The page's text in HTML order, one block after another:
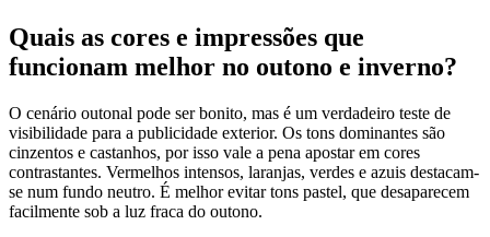
Quais as cores e impressões que
funcionam melhor no outono e inverno?
O cenário outonal pode ser bonito, mas é um verdadeiro teste de
visibilidade para a publicidade exterior. Os tons dominantes são
cinzentos e castanhos, por isso vale a pena apostar em cores
contrastantes. Vermelhos intensos, laranjas, verdes e azuis destacam-
se num fundo neutro. É melhor evitar tons pastel, que desaparecem
facilmente sob a luz fraca do outono.